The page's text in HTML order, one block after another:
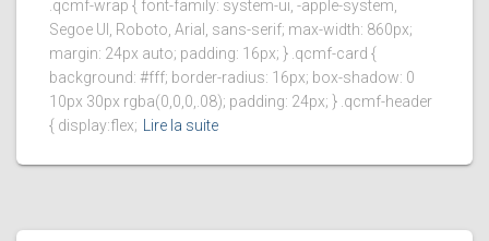
.qcmf-wrap { font-family: system-ui, -apple-system,
Segoe UI, Roboto, Arial, sans-serif; max-width: 860px;
margin: 24px auto; padding: 16px; } .qcmf-card {
background: #fff; border-radius: 16px; box-shadow: 0
10px 30px rgba(0,0,0,.08); padding: 24px; } .qcmf-header
{ display:flex;
Lire la suite